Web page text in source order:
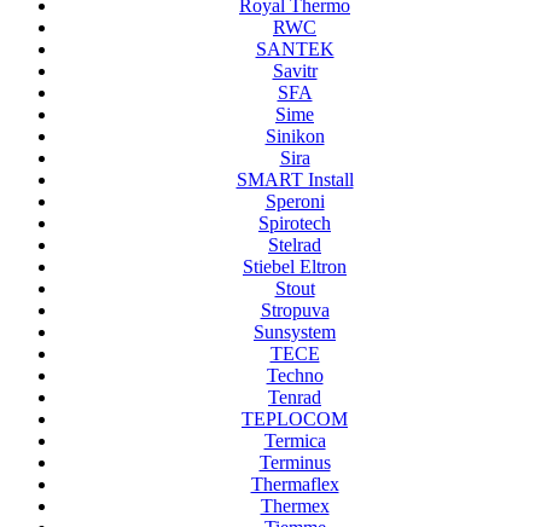
Royal Thermo
RWC
SANTEK
Savitr
SFA
Sime
Sinikon
Sira
SMART Install
Speroni
Spirotech
Stelrad
Stiebel Eltron
Stout
Stropuva
Sunsystem
TECE
Techno
Tenrad
TEPLOCOM
Termica
Terminus
Thermaflex
Thermex